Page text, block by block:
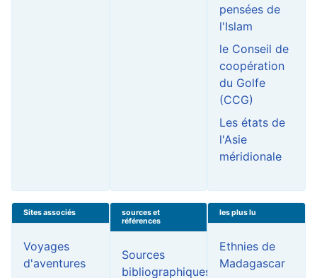
pensées de
l'Islam
le Conseil de
coopération
du Golfe
(CCG)
Les états de
l'Asie
méridionale
Sites associés
Voyages
d'aventures
sources et
références
Sources
bibliographiques
les plus lu
Ethnies de
Madagascar